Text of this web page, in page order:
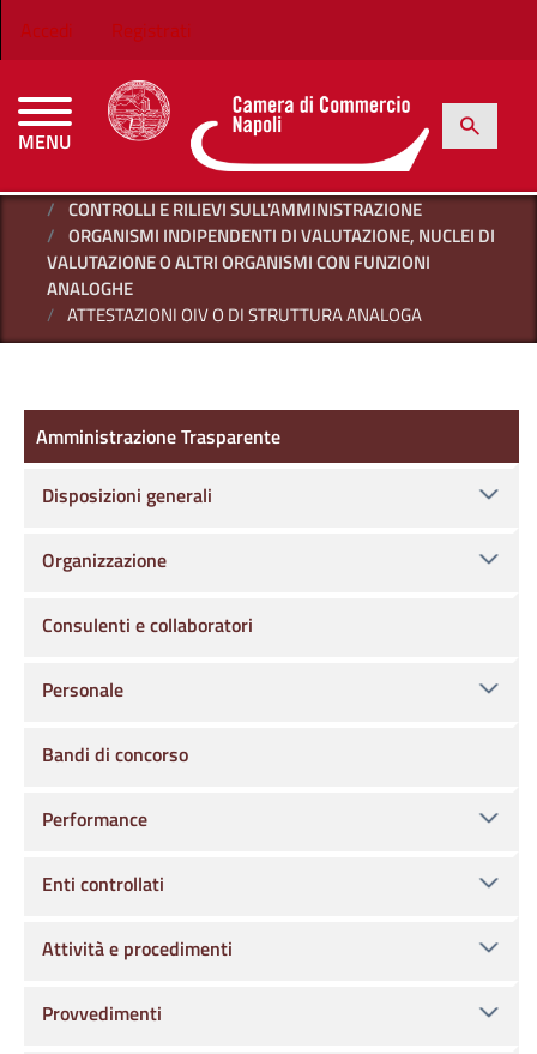
Menu profilo utente
Accedi Registrati
MENU
CAMERE DI COMMERCIO D'ITALIA
Cerca
h
CONTROLLI E RILIEVI SULL'AMMINISTRAZIONE
ORGANISMI INDIPENDENTI DI VALUTAZIONE, NUCLEI DI
VALUTAZIONE O ALTRI ORGANISMI CON FUNZIONI
ANALOGHE
ATTESTAZIONI OIV O DI STRUTTURA ANALOGA
Amministrazione Trasparente
Amministrazione Trasparente
Disposizioni generali
Organizzazione
Consulenti e collaboratori
Personale
Bandi di concorso
Performance
Enti controllati
Attività e procedimenti
Provvedimenti